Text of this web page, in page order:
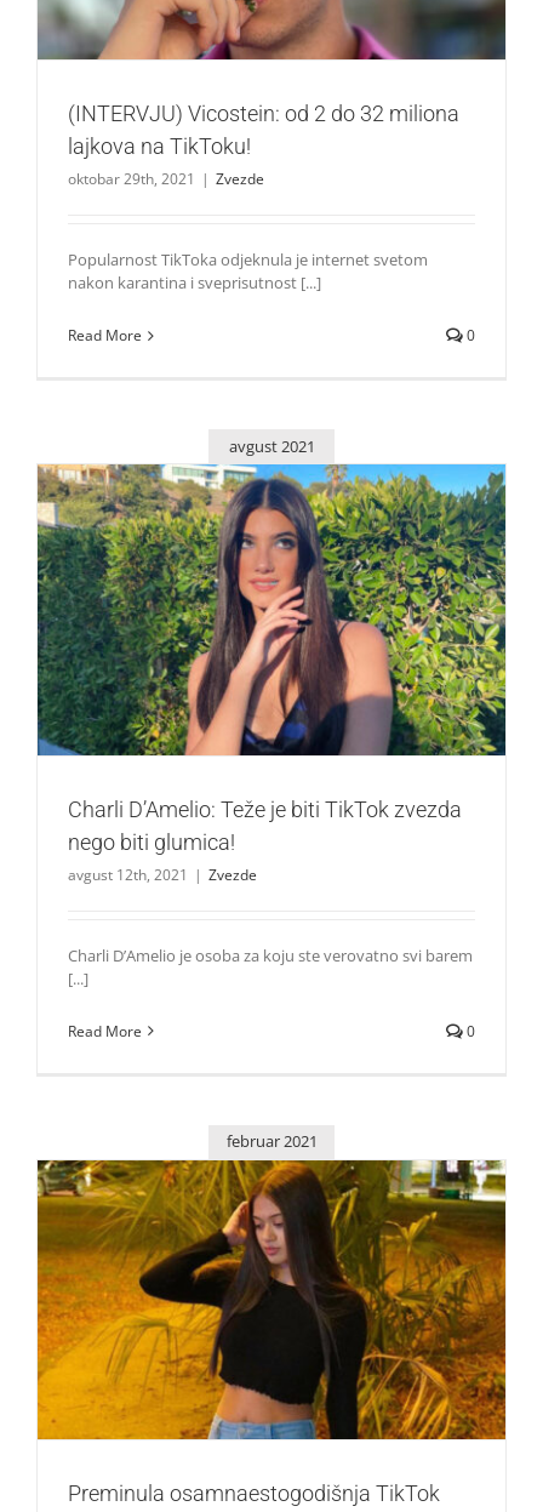
(INTERVJU) Vicostein: od 2 do 32 miliona
lajkova na TikToku!
oktobar 29th, 2021 | Zvezde
Popularnost TikToka odjeknula je internet svetom
nakon karantina i sveprisutnost [...]
Read More 0
avgust 2021
Charli D’Amelio: Teže je biti TikTok zvezda nego biti
glumica!
Zvezde
Charli D’Amelio: Teže je biti TikTok zvezda
nego biti glumica!
avgust 12th, 2021 | Zvezde
Charli D’Amelio je osoba za koju ste verovatno svi barem
[...]
Read More 0
februar 2021
Preminula osamnaestogodišnja TikTok zvezda Dazharia
Preminula osamnaestogodišnja TikTok